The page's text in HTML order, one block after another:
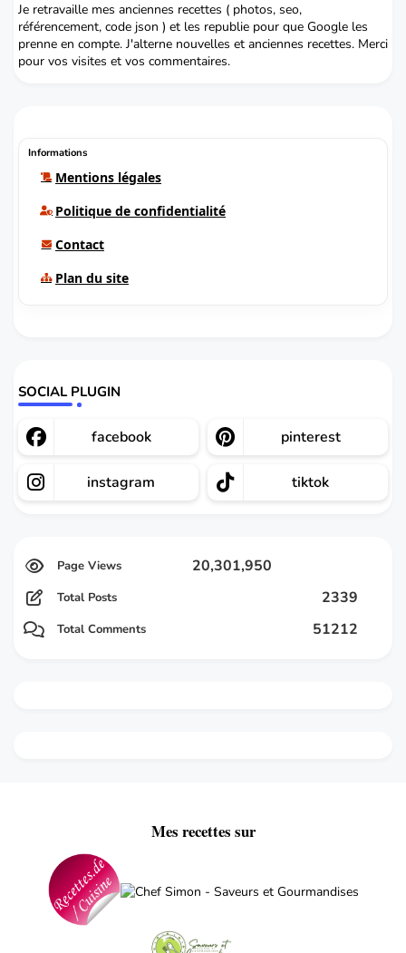
Je retravaille mes anciennes recettes ( photos, seo,
référencement, code json ) et les republie pour que Google les
prenne en compte. J'alterne nouvelles et anciennes recettes. Merci
pour vos visites et vos commentaires.
Informations
Mentions légales
Politique de confidentialité
Contact
Plan du site
SOCIAL PLUGIN
facebook pinterest
instagram tiktok
20,301,950
Total Posts 2339
Total Comments 51212
Mes recettes sur